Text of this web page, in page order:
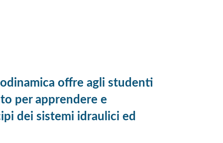
offre agli studenti
per apprendere e
dei sistemi idraulici ed